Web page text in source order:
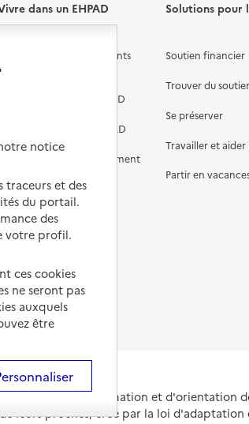
dans un EHPAD
Les différents établissements
Préparer l'entrée en EHPAD
Aides financières en EHPAD
Prévention, accompagnement
les prix en
Droits en EHPAD
de vie en EHPAD
Solutions pour
Soutien financier
Trouver du
Se préserver
Travailler et
Partir en
national d'information et d'orientation
leurs proches, créé par la loi
notice
traceurs et des
du portail.
des
votre profil.
ces cookies
ne seront pas
auxquels
être